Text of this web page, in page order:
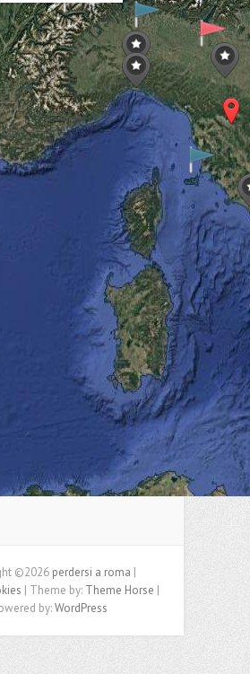
©2026 perdersi a roma |
| Theme by: Theme Horse |
by:WordPress